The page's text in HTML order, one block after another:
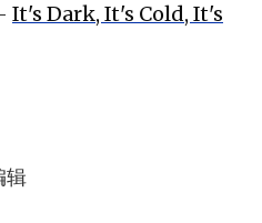
It's Dark, It's Cold, It's
辑